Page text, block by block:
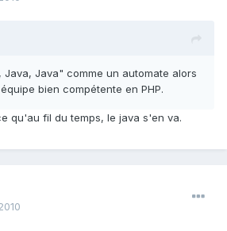
Java" comme un automate alors
équipe bien compétente en PHP.
qu'au fil du temps, le java s'en va.